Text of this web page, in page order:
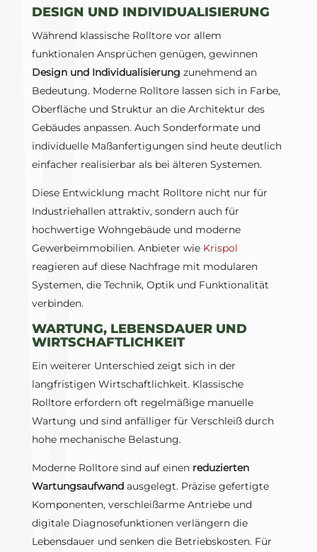
DESIGN UND INDIVIDUALISIERUNG
Während klassische Rolltore vor allem
funktionalen Ansprüchen genügen, gewinnen
Design und Individualisierung zunehmend an
Bedeutung. Moderne Rolltore lassen sich in Farbe,
Oberfläche und Struktur an die Architektur des
Gebäudes anpassen. Auch Sonderformate und
individuelle Maßanfertigungen sind heute deutlich
einfacher realisierbar als bei älteren Systemen.
Diese Entwicklung macht Rolltore nicht nur für
Industriehallen attraktiv, sondern auch für
hochwertige Wohngebäude und moderne
Gewerbeimmobilien. Anbieter wie Krispol
reagieren auf diese Nachfrage mit modularen
Systemen, die Technik, Optik und Funktionalität
verbinden.
WARTUNG, LEBENSDAUER UND
WIRTSCHAFTLICHKEIT
Ein weiterer Unterschied zeigt sich in der
langfristigen Wirtschaftlichkeit. Klassische
Rolltore erfordern oft regelmäßige manuelle
Wartung und sind anfälliger für Verschleiß durch
hohe mechanische Belastung.
Moderne Rolltore sind auf einen reduzierten
Wartungsaufwandausgelegt. Präzise gefertigte
Komponenten, verschleißarme Antriebe und
digitale Diagnosefunktionen verlängern die
Lebensdauer und senken die Betriebskosten. Für